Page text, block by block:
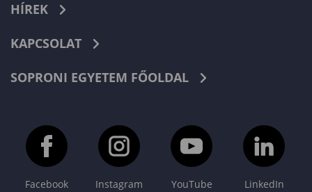
HÍREK
KAPCSOLAT
SOPRONI EGYETEM FŐOLDAL
Facebook Instagram YouTube LinkedIn